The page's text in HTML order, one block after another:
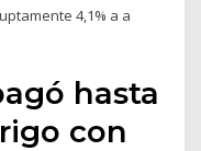
4,1% a a
hasta
con